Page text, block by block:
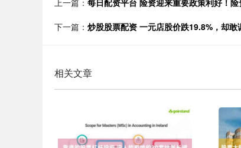
下一篇： 炒股股票配资 一元店股价跌19.8%，却敢
相关文章